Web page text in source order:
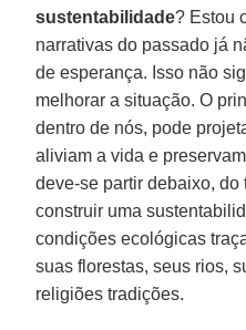
sustentabilidade? Estou
narrativas do passado já
de esperança. Isso não
melhorar a situação. O
dentro de nós, pode
aliviam a vida e
deve-se partir debaixo,
construir uma
condições ecológicas
suas florestas, seus rios,
religiões tradições.